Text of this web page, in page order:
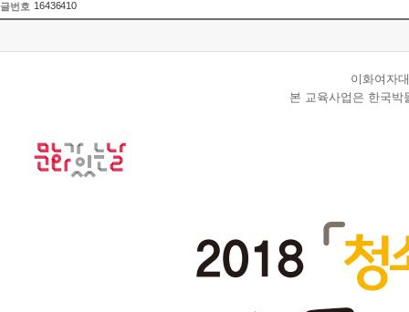
글번호 16436410
이화여자
본 교육사업은 한국박